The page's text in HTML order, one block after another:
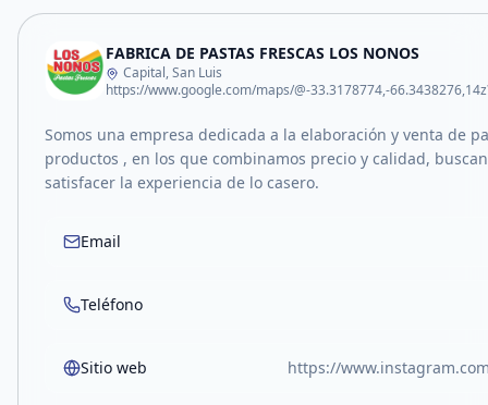
FABRICA DE PASTAS FRESCAS LOS NONOS
Capital, San Luis
Somos una empresa dedicada a la elaboración y venta de
productos , en los que combinamos precio y calidad,
satisfacer la experiencia de lo casero.
Email
Teléfono
Sitio web https://